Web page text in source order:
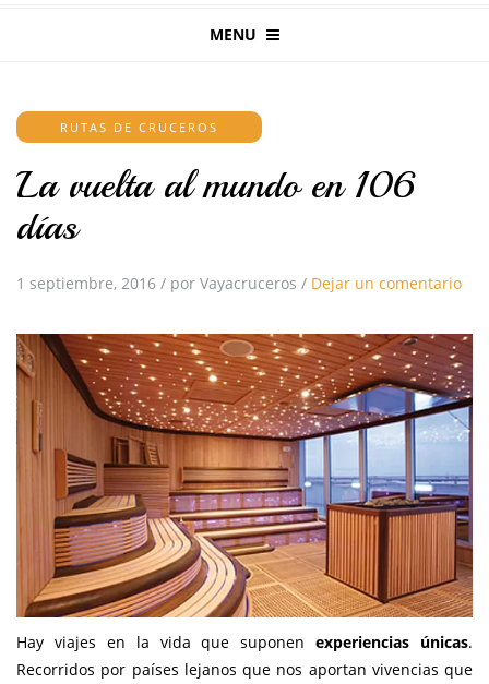
MENU
RUTAS DE CRUCEROS
La vuelta al mundo en 106
días
1 septiembre, 2016 / por Vayacruceros / Dejar un comentario
Hay viajes en la vida que suponenexperiencias únicas.
Recorridos por países lejanos que nos aportan vivencias que